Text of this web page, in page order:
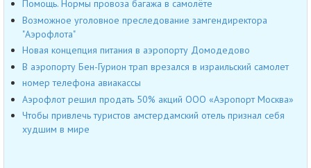
Помощь. Нормы провоза багажа в самолёте
Возможное уголовное преследование замгендиректора
"Аэрофлота"
Новая концепция питания в аэропорту Домодедово
В аэропорту Бен-Гурион трап врезался в израильский самолет
номер телефона авиакассы
Аэрофлот решил продать 50% акций ООО «Аэропорт Москва»
Чтобы привлечь туристов амстердамский отель признал себя
худшим в мире